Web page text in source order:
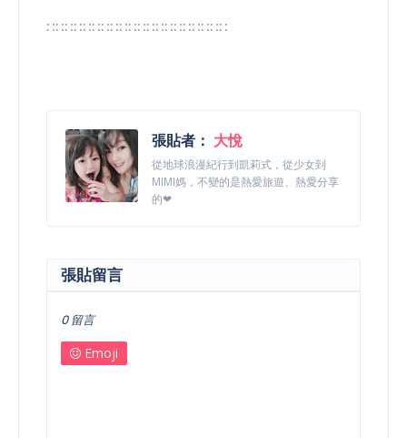
∷∷∷∷∷∷∷∷∷∷∷∷∷∷∷∷∷∷∷∷
張貼者： 大悅
從地球浪漫紀行到凱莉式，從少女到
MIMI媽，不變的是熱愛旅遊、熱愛分享
的❤
張貼留言
0 留言
Emoji